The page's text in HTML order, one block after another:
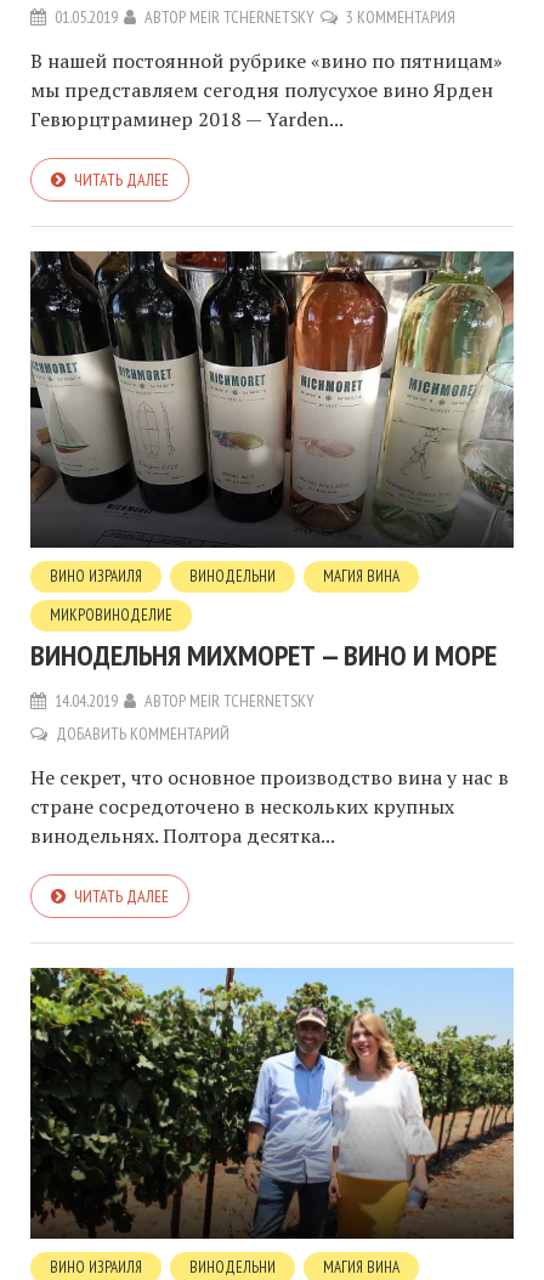
01.05.2019 АВТОР MEIR TCHERNETSKY 3 КОММЕНТАРИЯ
В нашей постоянной рубрике «вино по пятницам»
мы представляем сегодня полусухое вино Ярден
Гевюрцтраминер 2018 — Yarden...
ЧИТАТЬ ДАЛЕЕ
ВИНО ИЗРАИЛЯ ВИНОДЕЛЬНИ
МАГИЯ ВИНА
МИКРОВИНОДЕЛИЕ
ВИНОДЕЛЬНЯ МИХМОРЕТ — ВИНО И МОРЕ
14.04.2019 АВТОР MEIR TCHERNETSKY
ДОБАВИТЬ КОММЕНТАРИЙ
Не секрет, что основное производство вина у нас в
стране сосредоточено в нескольких крупных
винодельнях. Полтора десятка...
ЧИТАТЬ ДАЛЕЕ
ВИНО ИЗРАИЛЯ ВИНОДЕЛЬНИ МАГИЯ ВИНА